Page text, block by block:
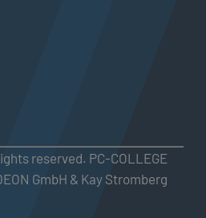
reserved. PC-COLLEGE
GmbH & Kay Stromberg